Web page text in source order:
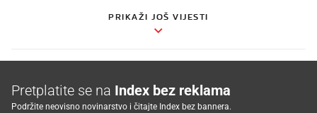
PRIKAŽI JOŠ VIJESTI
Pretplatite se na Index bez reklama
Podržite neovisno novinarstvo i čitajte Index bez bannera.